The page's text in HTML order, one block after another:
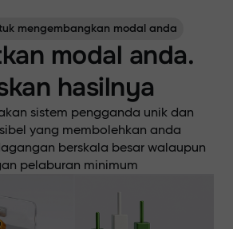
mengembangkan modal anda
modal anda.
hasilnya
sistem pengganda unik dan
yang membolehkan anda
berskala besar walaupun
pelaburan minimum